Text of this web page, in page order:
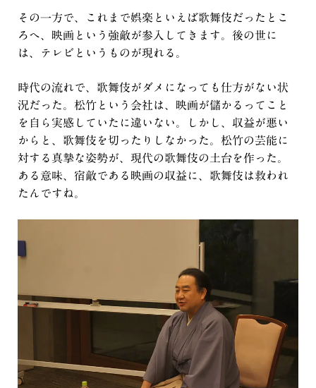
その一方で、これまで娯楽といえば歌舞伎だったとこ
ろへ、映画という強敵が参入してきます。後の世に
は、テレビというものが現れる。
時代の流れで、歌舞伎がダメになっても仕方がない状
況だった。松竹という会社は、映画が儲かるってこと
を自ら実感していたに違いない。しかし、収益が悪い
からと、歌舞伎を切ったりしなかった。松竹の芸能に
対する真摯な姿勢が、現代の歌舞伎の土台を作った。
ある意味、宿敵である映画の収益に、歌舞伎は救われ
たんですね。